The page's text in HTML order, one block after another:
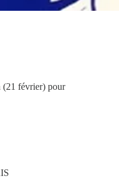
(21 février) pour